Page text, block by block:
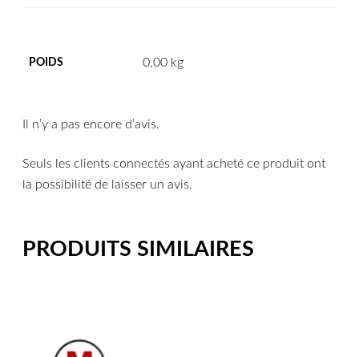
POIDS 0,00 kg
Il n’y a pas encore d’avis.
Seuls les clients connectés ayant acheté ce produit ont
la possibilité de laisser un avis.
PRODUITS SIMILAIRES